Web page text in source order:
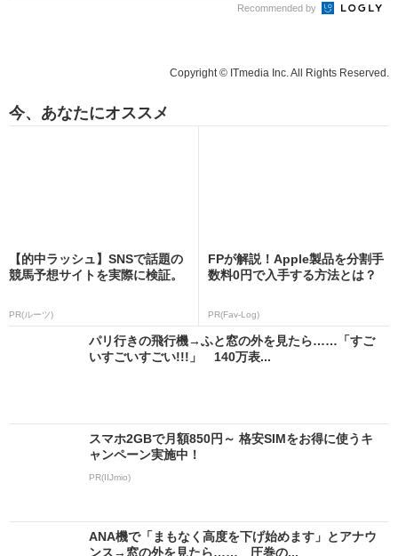
Recommended by
Copyright © ITmedia Inc. All Rights Reserved.
今、あなたにオススメ
【的中ラッシュ】SNSで話題の
競馬予想サイトを実際に検証。
PR(ルーツ)
FPが解説！Apple製品を分割手
数料0円で入手する方法とは？
PR(Fav-Log)
パリ行きの飛行機→ふと窓の外を見たら……「すご
いすごいすごい!!!」 140万表...
スマホ2GBで月額850円～ 格安SIMをお得に使うキ
ャンペーン実施中！
PR(IIJmio)
ANA機で「まもなく高度を下げ始めます」とアナウ
ンス→窓の外を見たら…… 圧巻の...